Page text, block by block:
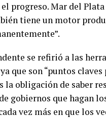
progreso. Mar del
tiene un motor
se refirió a las
que son “puntos
obligación de saber
gobiernos que hagan
vez más en que los